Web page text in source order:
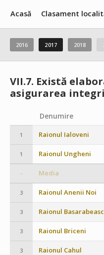
Acasă Clasament
2016 2017 2018
VII.7. Există
asigurarea
Denumire
1 Raionul Ialoveni
1 Raionul Ungheni
– Media
3 Raionul Anenii Noi
3 Raionul
3 Raionul Briceni
3 Raionul Cahul